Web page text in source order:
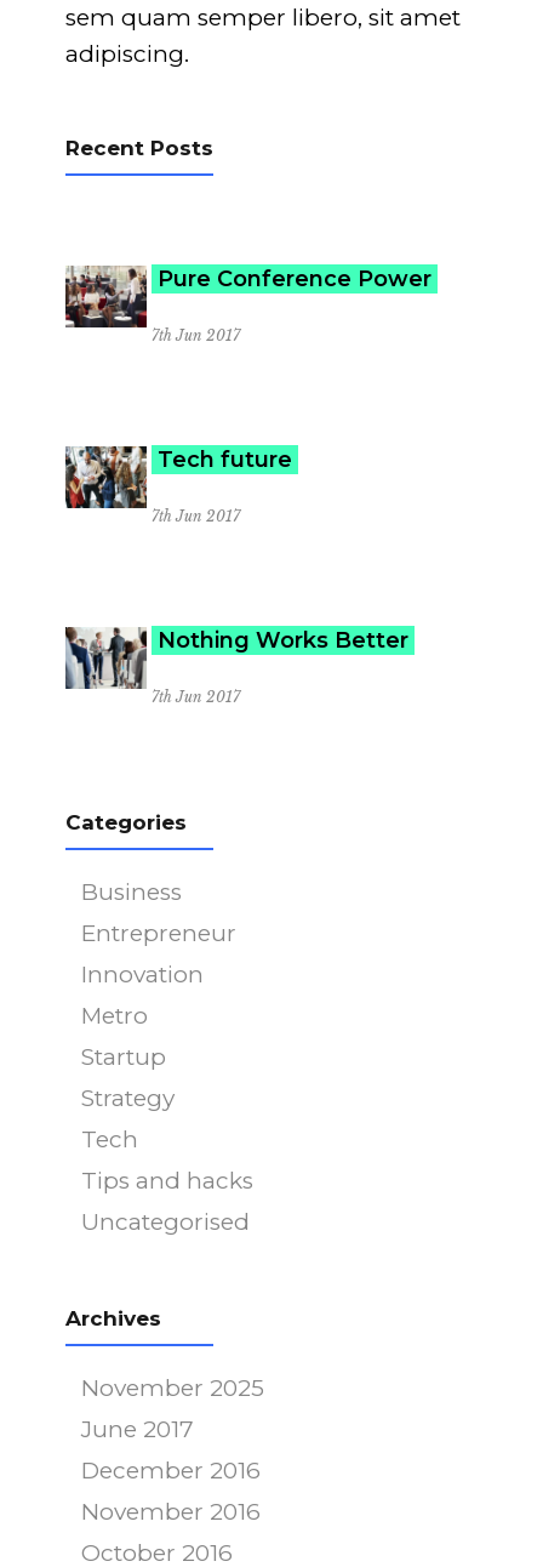
sem quam semper libero, sit amet
adipiscing.
Recent Posts
Pure Conference Power
7th Jun 2017
Tech future
7th Jun 2017
Nothing Works Better
7th Jun 2017
Categories
Business
Entrepreneur
Innovation
Metro
Startup
Strategy
Tech
Tips and hacks
Uncategorised
Archives
November 2025
June 2017
December 2016
November 2016
October 2016